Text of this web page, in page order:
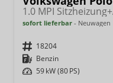
sofort lieferbar Neuwagen
Fahrzeugnr. 18204
Kraftstoff Benzin
Leistung 59 kW (80 PS)